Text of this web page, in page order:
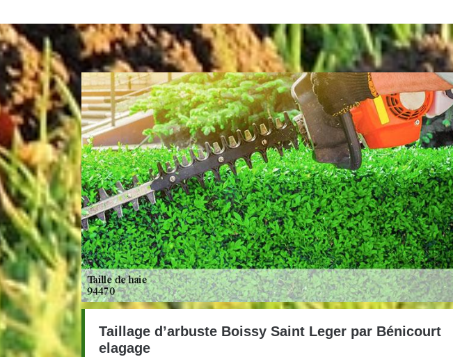
Taillage d’arbuste Boissy Saint Leger par Bénicourt
elagage